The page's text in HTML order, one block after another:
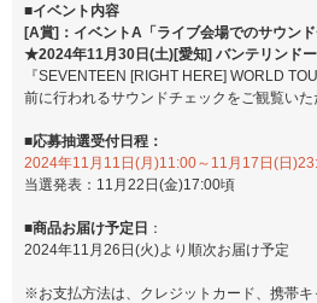
■イベント内容
[A賞]：イベントA「ライブ会場でのサウンド
★2024年11月30日(土)[愛知] バンテリンド
『SEVENTEEN [RIGHT HERE] WORLD
前に行われるサウンドチェックをご観覧いた
■応募抽選受付日程：
2024年11月11日(月)11:00～11月17日(日
当選発表：11月22日(金)17:00頃
■商品お届け予定日 ：
2024年11月26日(火)より順次お届け予定
※お支払方法は、クレジットカード、携帯キ